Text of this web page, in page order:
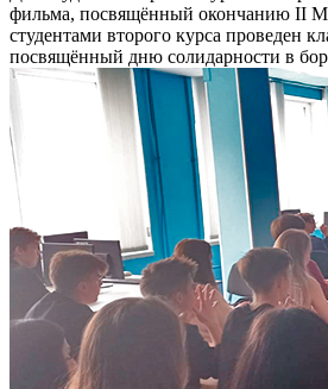
фильма, посвящённый окончанию II
студентами второго курса проведен
посвящённый дню солидарности в